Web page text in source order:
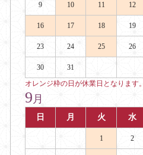
9 10 11 12
16 17 18 19
23 24 25 26
30
31
オレンジ枠の日が休業日となります。
9 月
日 月 火 水
1 2